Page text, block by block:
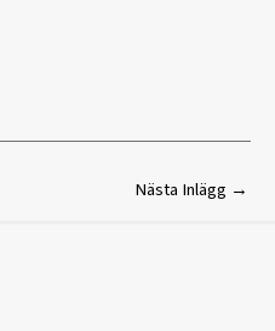
Nästa Inlägg →